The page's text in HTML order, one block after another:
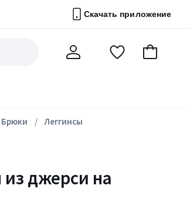
Скачать приложение
ПерейтиВ
Брюки Леггинсы
джерси на